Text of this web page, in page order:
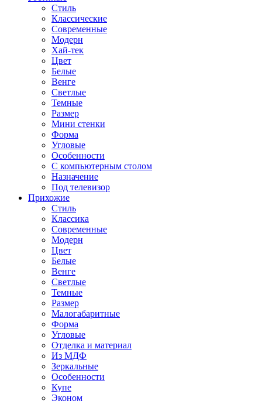
Стиль
Классические
Современные
Модерн
Хай-тек
Цвет
Белые
Венге
Светлые
Темные
Размер
Мини стенки
Форма
Угловые
Особенности
С компьютерным столом
Назначение
Под телевизор
Прихожие
Стиль
Классика
Современные
Модерн
Цвет
Белые
Венге
Светлые
Темные
Размер
Малогабаритные
Форма
Угловые
Отделка и материал
Из МДФ
Зеркальные
Особенности
Купе
Эконом